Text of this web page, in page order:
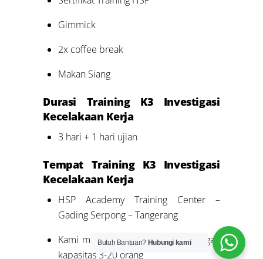
Gimmick
2x coffee break
Makan Siang
Durasi Training K3 Investigasi
Kecelakaan Kerja
3 hari + 1 hari ujian
Tempat Training K3 Investigasi
Kecelakaan Kerja
HSP Academy Training Center –
Gading Serpong – Tangerang
Kami memiliki 11 ruang kelas dengan
kapasitas 3-20 orang
Butuh Bantuan? Hubungi kami